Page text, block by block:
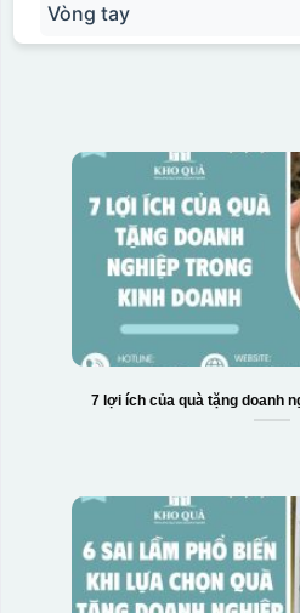
Vòng tay
7 lợi ích của quà tặng doanh